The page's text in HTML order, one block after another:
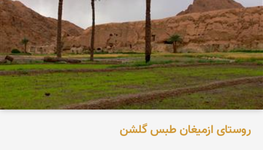
روستای ازمیغان طبس گلشن